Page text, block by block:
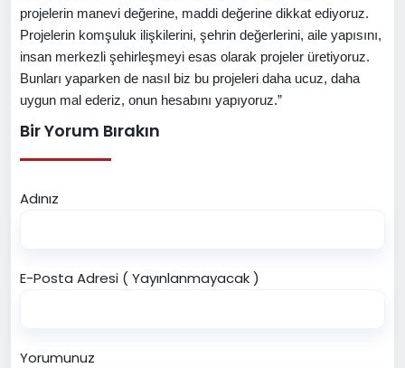
projelerin manevi değerine, maddi değerine dikkat ediyoruz.
Projelerin komşuluk ilişkilerini, şehrin değerlerini, aile yapısını,
insan merkezli şehirleşmeyi esas olarak projeler üretiyoruz.
Bunları yaparken de nasıl biz bu projeleri daha ucuz, daha
uygun mal ederiz, onun hesabını yapıyoruz.”
Bir Yorum Bırakın
Adınız
E-Posta Adresi ( Yayınlanmayacak )
Yorumunuz